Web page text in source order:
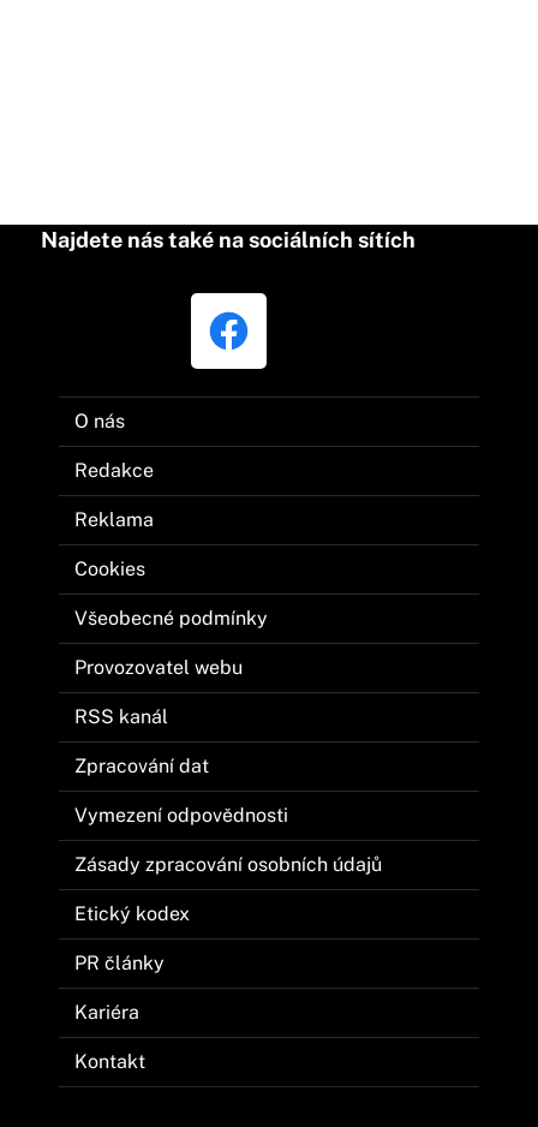
Najdete nás také na sociálních sítích
O nás
Redakce
Reklama
Cookies
Všeobecné podmínky
Provozovatel webu
RSS kanál
Zpracování dat
Vymezení odpovědnosti
Zásady zpracování osobních údajů
Etický kodex
PR články
Kariéra
Kontakt